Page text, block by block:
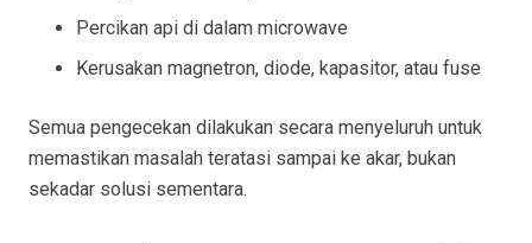
Percikan api di dalam microwave
Kerusakan magnetron, diode, kapasitor, atau fuse
Semua pengecekan dilakukan secara menyeluruh untuk
memastikan masalah teratasi sampai ke akar, bukan
sekadar solusi sementara.